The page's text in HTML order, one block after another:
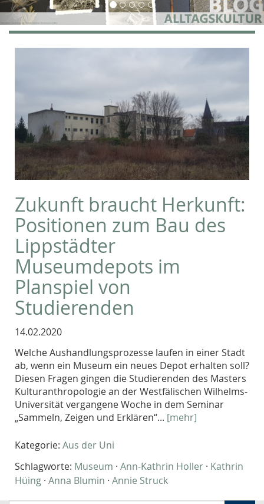
Zukunft braucht Herkunft:
Positionen zum Bau des
Lippstädter
Museumdepots im
Planspiel von
Studierenden
14.02.2020
Welche Aushandlungsprozesse laufen in einer Stadt
ab, wenn ein Museum ein neues Depot erhalten soll?
Diesen Fragen gingen die Studierenden des Masters
Kulturanthropologie an der Westfälischen Wilhelms-
Universität vergangene Woche in dem Seminar
„Sammeln, Zeigen und Erklären“... [mehr]
Kategorie: Aus der Uni
Schlagworte: Museum · Ann-Kathrin Holler · Kathrin
Hüing · Anna Blumin · Annie Struck